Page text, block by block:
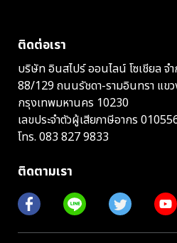
ติดต่อเรา
บริษัท อินสไปร์ ออนไลน์ โซเชียล จ
88/129 ถนนรัชดา-รามอินทรา แข
กรุงเทพมหานคร 10230
เลขประจำตัวผู้เสียภาษีอากร
โทร. 083 827 9833
ติดตามเรา